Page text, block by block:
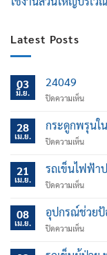
Latest Posts
03
มิ.ย.
24049
ปิดความเห็นบน
28
เม.ย.
กระดูกพรุนใ
ปิดความเห็นบน
พรุน
ใน
ผู้
อายุ
มาก
21
เม.ย.
รถเข็นไฟฟ้า
ปิดความเห็นบน
เข็น
ไฟฟ้า
ปรับ
08
เม.ย.
อุปกรณ์ช่วยป้
ปิดความเห็นบน
ช่วย